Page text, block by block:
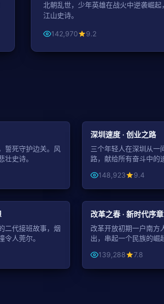
北朝乱世，少年英雄在战火中逆袭崛
江山史诗。
142,970 9.2
誓死守护边关。风
壮史诗。
都市
深圳速度 · 创业之路
三个年轻人在深圳从一
路，献给所有奋斗中的
148,923
9.4
49:04
二代接班故事，烟
令人莞尔。
年代
改革之春 · 新时代序章
改革开放初期一户南方
出，串起一个民族的崛
139,288
7.8